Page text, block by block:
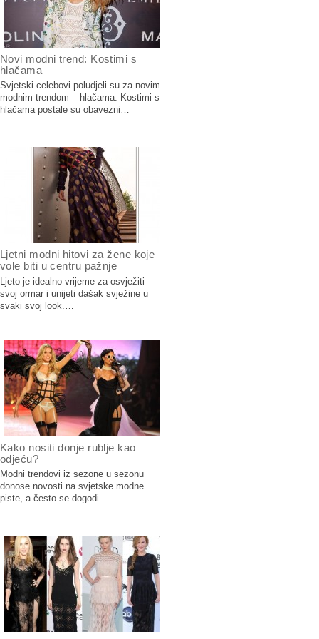
Novi modni trend: Kostimi s
hlačama
Svjetski celebovi poludjeli su za novim
modnim trendom – hlačama. Kostimi s
hlačama postale su obavezni…
Ljetni modni hitovi za žene koje
vole biti u centru pažnje
Ljeto je idealno vrijeme za osvježiti
svoj ormar i unijeti dašak svježine u
svaki svoj look.…
Kako nositi donje rublje kao
odjeću?
Modni trendovi iz sezone u sezonu
donose novosti na svjetske modne
piste, a često se dogodi…